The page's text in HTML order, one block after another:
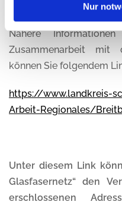
Nur
Nähere
Zusammenarbeit mit
können Sie folgendem
https://www.landkreis-
Arbeit-Regionales/
Unter diesem Link
Glasfasernetz“ den
erschlossenen